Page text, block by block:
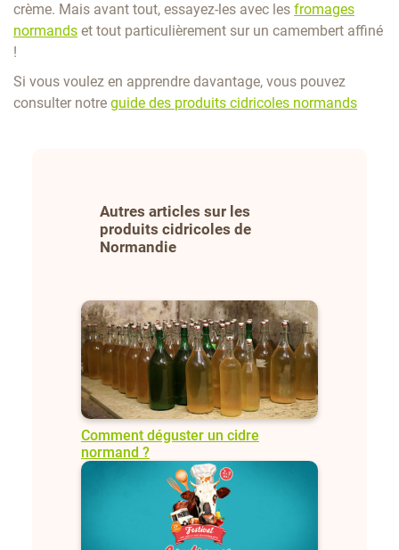
crème. Mais avant tout, essayez-les avec les fromages
normands et tout particulièrement sur un camembert affiné
!
Si vous voulez en apprendre davantage, vous pouvez
consulter notre guide des produits cidricoles normands
Autres articles sur les
produits cidricoles de
Normandie
Comment déguster un cidre
normand ?